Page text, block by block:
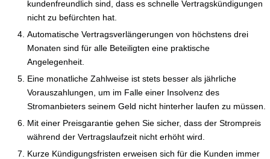
kundenfreundlich sind, dass es schnelle Vertragskündigungen
nicht zu befürchten hat.
Automatische Vertragsverlängerungen von höchstens drei
Monaten sind für alle Beteiligten eine praktische
Angelegenheit.
Eine monatliche Zahlweise ist stets besser als jährliche
Vorauszahlungen, um im Falle einer Insolvenz des
Stromanbieters seinem Geld nicht hinterher laufen zu müssen.
Mit einer Preisgarantie gehen Sie sicher, dass der Strompreis
während der Vertragslaufzeit nicht erhöht wird.
Kurze Kündigungsfristen erweisen sich für die Kunden immer